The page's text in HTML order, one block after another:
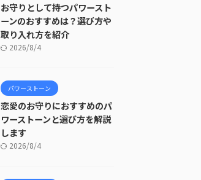
お守りとして持つパワースト
ーンのおすすめは？選び方や
取り入れ方を紹介
2026/8/4
パワーストーン
恋愛のお守りにおすすめのパ
ワーストーンと選び方を解説
します
2026/8/4